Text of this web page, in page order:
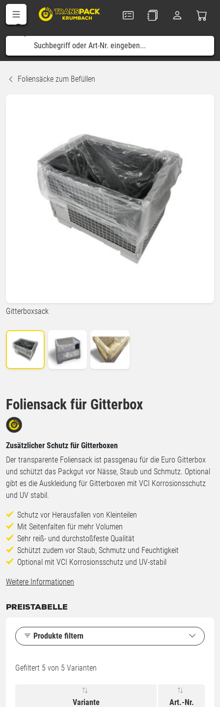
Foliensäcke zum Befüllen
Foliensack für Gitterbox
Gitterboxsack
Zusätzlicher Schutz für Gitterboxen
Der transparente Foliensack ist passgenau für die Euro Gitterbox
und schützt das Packgut vor Nässe, Staub und Schmutz. Optional
gibt es die Auskleidung für Gitterboxen mit VCI Korrosionsschutz
und UV stabil.
Schutz vor Herausfallen von Kleinteilen
Mit Seitenfalten für mehr Volumen
Sehr reiß- und durchstoßfeste Qualität
Schützt zudem vor Staub, Schmutz und Feuchtigkeit
Optional mit VCI Korrosionsschutz und UV-stabil
Weitere Informationen
PREISTABELLE
Produkte filtern
Gefiltert 5 von 5 Varianten
Variante
Art.-Nr.